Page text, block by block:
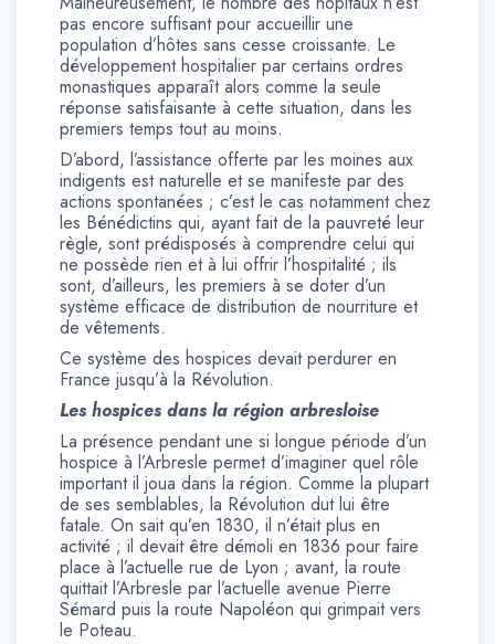
pas encore suffisant pour accueillir une
population d’hôtes sans cesse croissante. Le
développement hospitalier par certains ordres
monastiques apparaît alors comme la seule
réponse satisfaisante à cette situation, dans les
premiers temps tout au moins.
D’abord, l’assistance offerte par les moines aux
indigents est naturelle et se manifeste par des
actions spontanées ; c’est le cas notamment chez
les Bénédictins qui, ayant fait de la pauvreté leur
règle, sont prédisposés à comprendre celui qui
ne possède rien et à lui offrir l’hospitalité ; ils
sont, d’ailleurs, les premiers à se doter d’un
système efficace de distribution de nourriture et
de vêtements.
Ce système des hospices devait perdurer en
France jusqu’à la Révolution.
Les hospices dans la région arbresloise
La présence pendant une si longue période d’un
hospice à l’Arbresle permet d’imaginer quel rôle
important il joua dans la région. Comme la plupart
de ses semblables, la Révolution dut lui être
fatale. On sait qu’en 1830, il n’était plus en
activité ; il devait être démoli en 1836 pour faire
place à l’actuelle rue de Lyon ; avant, la route
quittait l’Arbresle par l’actuelle avenue Pierre
Sémard puis la route Napoléon qui grimpait vers
le Poteau.